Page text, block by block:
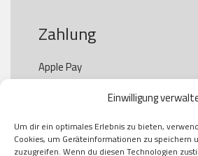
Einwilligung
Um dir ein optimales Erlebnis zu bieten,
Cookies, um Geräteinformationen zu speichern
zuzugreifen. Wenn du diesen Technologien
Zahlung
Apple Pay
Paypal
Kauf auf Rechung
Klarna